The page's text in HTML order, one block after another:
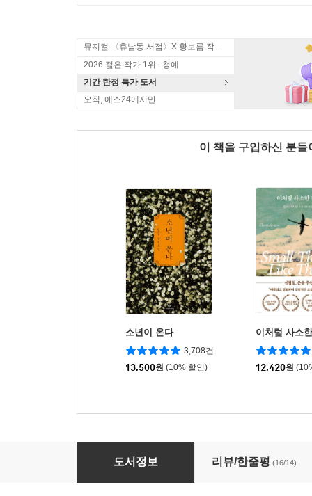
뮤지컬 〈휴남동 서점〉X 황보름 작가 북토크
2026 젊은 작가 1위 : 청예
기간 한정 특가 도서
오직, 예스24에서만
이 책을 구입하신 분
소년이 온다
3,708건
13,500원 (10% 할인)
이처럼 사소
12,420원
일러두기
도서정보 리뷰/한줄평 (16/14)